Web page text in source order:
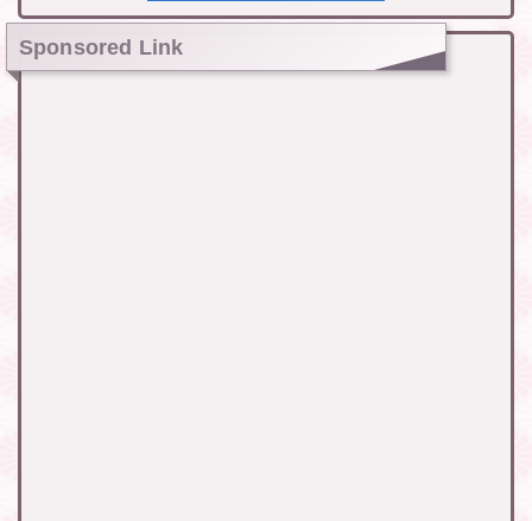
Sponsored Link